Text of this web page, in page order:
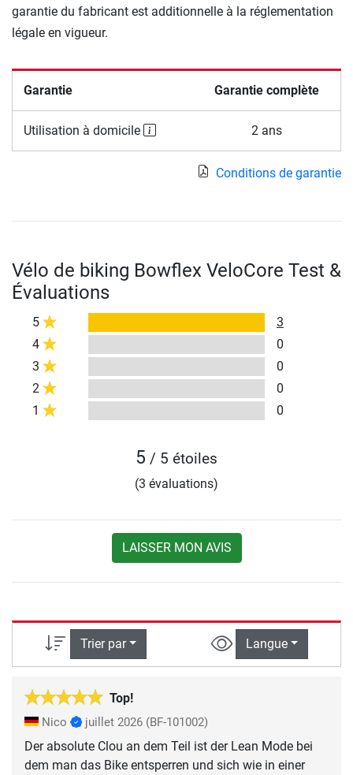
garantie du fabricant est additionnelle à la réglementation
légale en vigueur.
Garantie Garantie complète
Utilisation à domicile 2 ans
Conditions de garantie
Vélo de biking Bowflex VeloCore Test &
Évaluations
5
3
4
0
3
0
2
0
1
0
5 / 5 étoiles
(3 évaluations)
LAISSER MON AVIS
Trier par Langue
Top!
Nico juillet 2026 (BF-101002)
Der absolute Clou an dem Teil ist der Lean Mode bei
dem man das Bike entsperren und sich wie in einer